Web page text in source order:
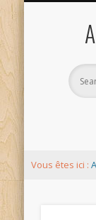
Vous êtes ici :